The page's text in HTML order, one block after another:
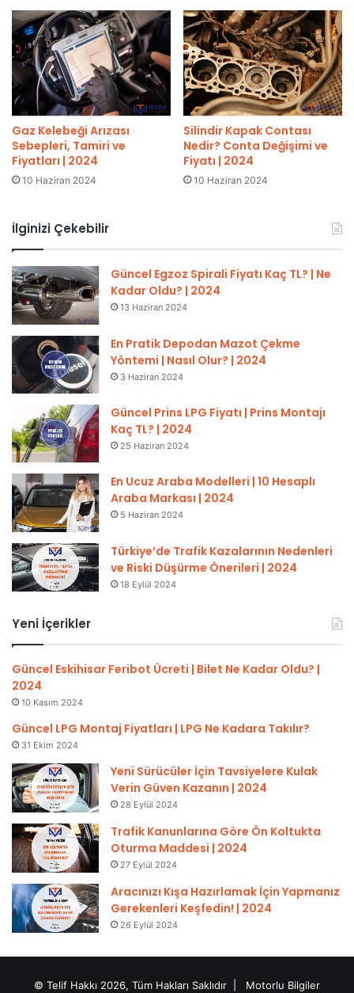
Gaz Kelebeği Arızası
Sebepleri, Tamiri ve
Fiyatları | 2024
10 Haziran 2024
Silindir Kapak Contası
Nedir? Conta Değişimi ve
Fiyatı | 2024
10 Haziran 2024
İlginizi Çekebilir
Güncel Egzoz Spirali Fiyatı Kaç TL? | Ne
Kadar Oldu? | 2024
13 Haziran 2024
En Pratik Depodan Mazot Çekme
Yöntemi | Nasıl Olur? | 2024
3 Haziran 2024
Güncel Prins LPG Fiyatı | Prins Montajı
Kaç TL? | 2024
25 Haziran 2024
En Ucuz Araba Modelleri | 10 Hesaplı
Araba Markası | 2024
5 Haziran 2024
Türkiye’de Trafik Kazalarının Nedenleri
ve Riski Düşürme Önerileri | 2024
18 Eylül 2024
Yeni İçerikler
Güncel Eskihisar Feribot Ücreti | Bilet Ne Kadar Oldu? |
2024
10 Kasım 2024
Güncel LPG Montaj Fiyatları | LPG Ne Kadara Takılır?
31 Ekim 2024
Yeni Sürücüler İçin Tavsiyelere Kulak
Verin Güven Kazanın | 2024
28 Eylül 2024
Trafik Kanunlarına Göre Ön Koltukta
Oturma Maddesi | 2024
27 Eylül 2024
Aracınızı Kışa Hazırlamak İçin Yapmanız
Gerekenleri Keşfedin! | 2024
26 Eylül 2024
© Telif Hakkı 2026, Tüm Hakları Saklıdır | Motorlu Bilgiler